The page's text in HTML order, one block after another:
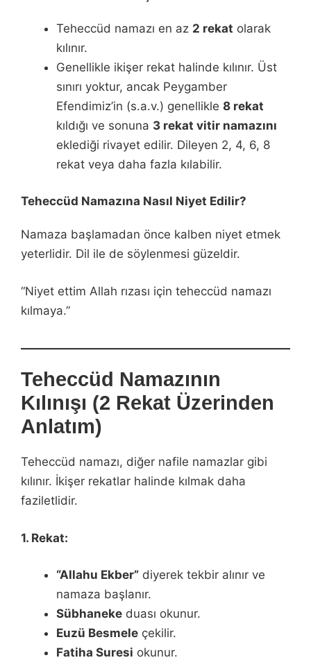
Teheccüd namazı en az 2 rekat olarak
kılınır.
Genellikle ikişer rekat halinde kılınır. Üst
sınırı yoktur, ancak Peygamber
Efendimiz’in (s.a.v.) genellikle 8 rekat
kıldığı ve sonuna 3 rekat vitir namazını
eklediği rivayet edilir. Dileyen 2, 4, 6, 8
rekat veya daha fazla kılabilir.
Teheccüd Namazına Nasıl Niyet Edilir?
Namaza başlamadan önce kalben niyet etmek
yeterlidir. Dil ile de söylenmesi güzeldir.
“Niyet ettim Allah rızası için teheccüd namazı
kılmaya.”
Teheccüd Namazının
Kılınışı (2 Rekat Üzerinden
Anlatım)
Teheccüd namazı, diğer nafile namazlar gibi
kılınır. İkişer rekatlar halinde kılmak daha
faziletlidir.
1. Rekat:
“Allahu Ekber” diyerek tekbir alınır ve
namaza başlanır.
Sübhaneke duası okunur.
Euzü Besmele çekilir.
Fatiha Suresi okunur.